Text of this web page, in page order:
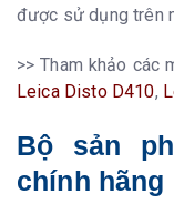
được sử dụng trên
>> Tham khảo các
Leica Disto D410,
Bộ sản
chính hãng